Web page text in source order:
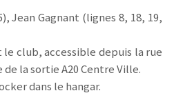
Jean Gagnant (lignes 8, 18, 19,
le club, accessible depuis la rue
la sortie A20 Centre Ville.
dans le hangar.